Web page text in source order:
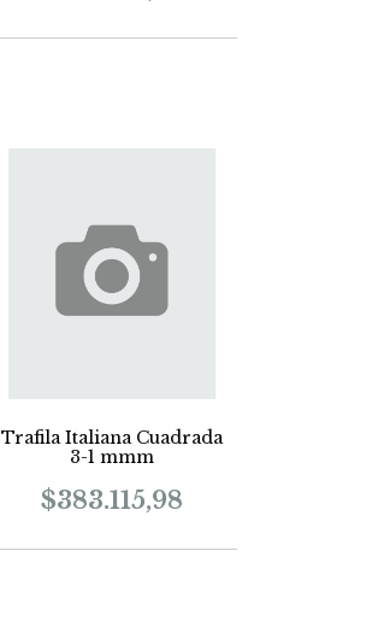
Trafila Italiana Cuadrada
3-1 mmm
$383.115,98